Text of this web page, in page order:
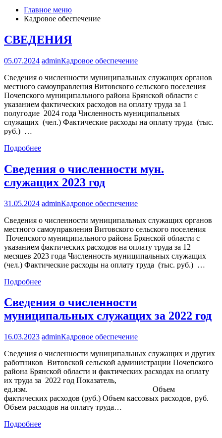
Главное меню
Кадровое обеспечение
СВЕДЕНИЯ
05.07.2024 adminКадровое обеспечение
Сведения о численности муниципальных служащих органов
местного самоуправления Витовского сельского поселения
Почепского муниципального района Брянской области с
указанием фактических расходов на оплату труда за 1
полугодие 2024 года Численность муниципальных
служащих (чел.) Фактические расходы на оплату труда (тыс.
руб.) …
Подробнее
Сведения о численности мун.
служащих 2023 год
31.05.2024 adminКадровое обеспечение
Сведения о численности муниципальных служащих органов
местного самоуправления Витовского сельского поселения
Почепского муниципального района Брянской области с
указанием фактических расходов на оплату труда за 12
месяцев 2023 года Численность муниципальных служащих
(чел.) Фактические расходы на оплату труда (тыс. руб.) …
Подробнее
Сведения о численности
муниципальных служащих за 2022 год
16.03.2023 adminКадровое обеспечение
Сведения о численности муниципальных служащих и других
работников Витовской сельской администрации Почепского
района Брянской области и фактических расходах на оплату
их труда за 2022 год Показатель,
ед.изм. Объем
фактических расходов (руб.) Объем кассовых расходов, руб.
Объем расходов на оплату труда…
Подробнее